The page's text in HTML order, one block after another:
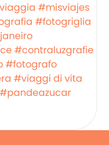
#misviajes
#fotogriglia
#contraluzgrafie
#fotografo
#viaggi di vita
#pandeazucar